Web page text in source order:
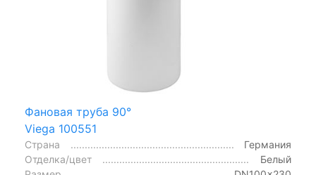
Фановая труба 90°
Viega 100551
Страна
Германия
Отделка/цвет
Белый